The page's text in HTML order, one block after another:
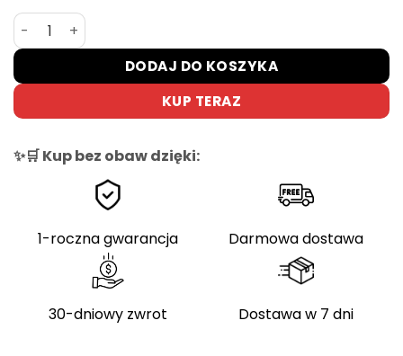
ilość Kross Trans Hybrid Prestige 630 – E-bike
DODAJ DO KOSZYKA
KUP TERAZ
✨🛒 Kup bez obaw dzięki:
1-roczna gwarancja Darmowa dostawa
30-dniowy zwrot Dostawa w 7 dni